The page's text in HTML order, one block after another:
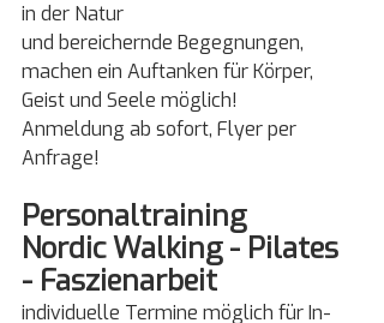
in der Natur
und bereichernde Begegnungen,
machen ein Auftanken für Körper,
Geist und Seele möglich!
Anmeldung ab sofort, Flyer per
Anfrage!
Personaltraining
Nordic Walking - Pilates
- Faszienarbeit
individuelle Termine möglich für In-